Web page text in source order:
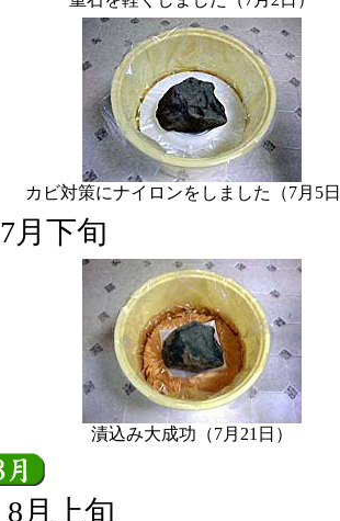
カビ対策にナイロンをしました（7月5
7月下旬
漬込み大成功（7月21日）
8月上旬